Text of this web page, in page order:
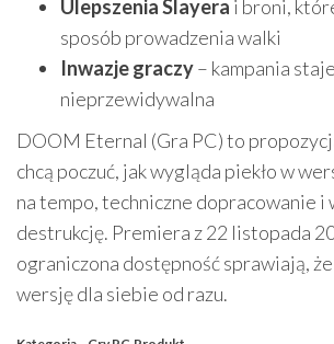
Ulepszenia Slayera i broni,
sposób prowadzenia walki
Inwazje graczy– kampania
nieprzewidywalna
DOOM Eternal (Gra PC) to
chcą poczuć, jak wygląda piekło w
na tempo, techniczne dopracowanie i
destrukcję. Premiera z 22 listopada
ograniczona dostępność sprawiają,
wersję dla siebie od razu.